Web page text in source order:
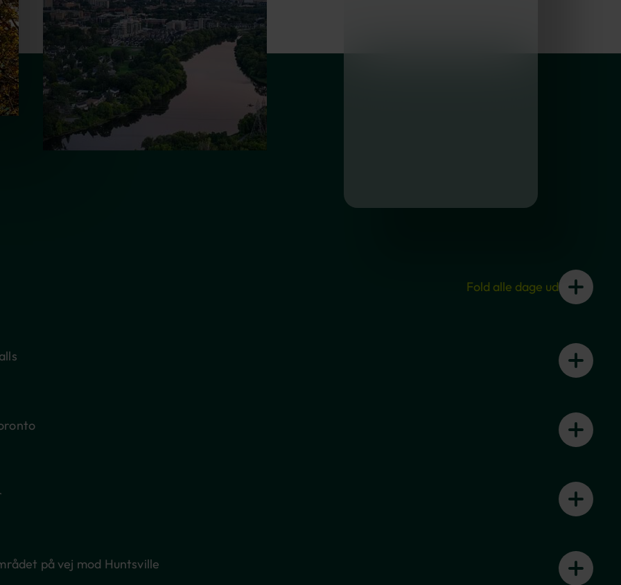
Fold alle dage ud
største by, Toronto.
Niagara-floden, hvor du kommer til at
over 2000 liter vand i sekundet kastes ud
på vej mod Huntsville